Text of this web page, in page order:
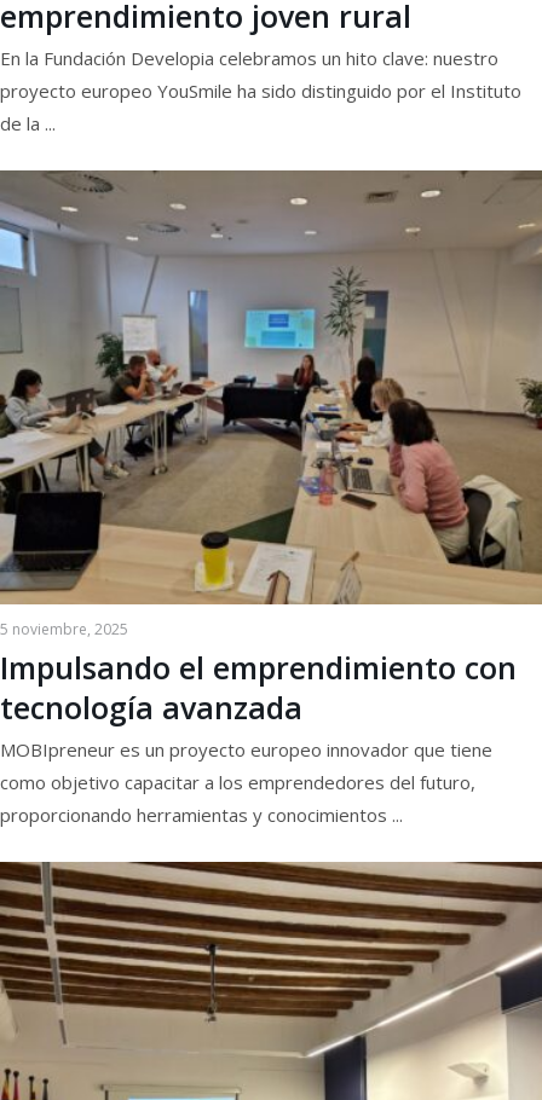
emprendimiento joven rural
En la Fundación Developia celebramos un hito clave: nuestro
proyecto europeo YouSmile ha sido distinguido por el Instituto
de la ...
5 noviembre, 2025
Impulsando el emprendimiento con
tecnología avanzada
MOBIpreneur es un proyecto europeo innovador que tiene
como objetivo capacitar a los emprendedores del futuro,
proporcionando herramientas y conocimientos ...